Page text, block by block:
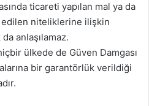
ticareti yapılan mal ya da
edilen niteliklerine ilişkin
anlaşılamaz.
ülkede de Güven Damgası
bir garantörlük verildiği